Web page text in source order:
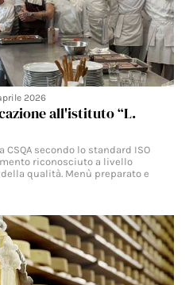
2026
all'istituto “L.
CSQA secondo lo standard ISO
riconosciuto a livello
qualità. Menù preparato e